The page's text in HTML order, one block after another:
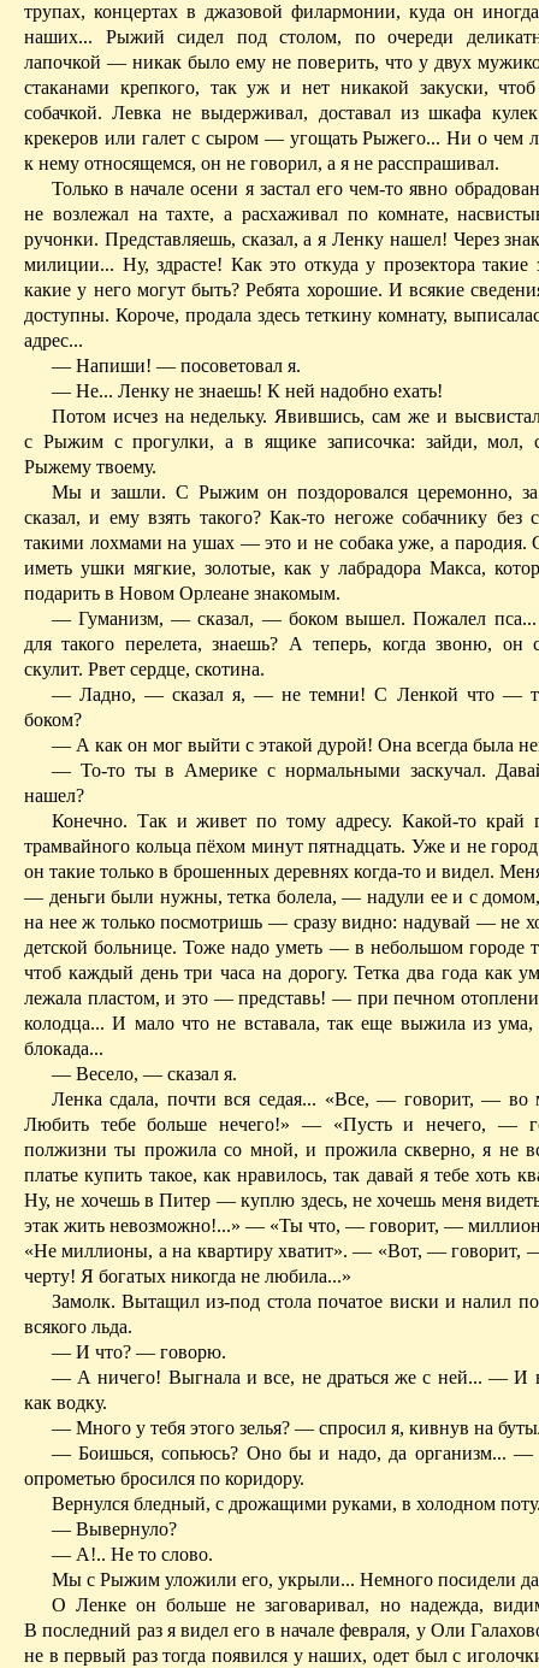
трупах, концертах в джазовой филармонии, куда он
наших... Рыжий сидел под столом, по очереди
лапочкой — никак было ему не поверить, что у двух
стаканами крепко­го, так уж и нет никакой закуски,
собачкой. Левка не выдер­живал, доставал из шкафа
крекеров или галет с сыром — угощать Рыжего... Ни о чем
к нему относящемся, он не говорил, а я не расспрашивал.
Только в начале осени я застал его чем-то явно
не возлежал на тахте, а расхаживал по комнате,
ручонки. Представляешь, сказал, а я Ленку нашел! Через
милиции... Ну, здрасте! Как это от­куда у прозектора такие
какие у него могут быть? Ребята хоро­шие. И всякие
доступны. Короче, продала здесь теткину комнату,
адрес...
— Напиши! — посоветовал я.
— Не... Ленку не знаешь! К ней надобно ехать!
Потом исчез на недельку. Явившись, сам же и
с Рыжим с прогулки, а в ящике записочка: зайди, мол,
Рыжему твое­му.
Мы и зашли. С Рыжим он поздоровался церемонно, за
сказал, и ему взять такого? Как-то негоже собачнику без
такими лохмами на ушах — это и не собака уже, а пародия.
иметь ушки мягкие, золотые, как у лабрадора Макса,
подарить в Новом Орлеане знакомым.
— Гуманизм, — сказал, — боком вышел. Пожалел
для такого перелета, знаешь? А теперь, когда звоню,
скулит. Рвет сердце, скотина.
— Ладно, — сказал я, — не темни! С Ленкой что —
боком?
— А как он мог выйти с этакой дурой! Она всегда была
— То-то ты в Америке с нормальными заскучал.
нашел?
Конечно. Так и живет по тому ад­ресу. Какой-то край
трамвайного коль­ца пёхом минут пятнадцать. Уже и не
он такие только в брошенных деревнях ког­да-то и видел.
— деньги были нужны, тетка болела, — надули ее и с
на нее ж только посмотришь — сразу видно: надувай — не
детской больнице. Тоже надо уметь — в небольшом городе
чтоб каждый день три часа на дорогу. Тетка два года как
лежала плас­том, и это — представь! — при печном
колодца... И мало что не вставала, так еще выжила из ума,
блокада...
— Весело, — сказал я.
Ленка сдала, почти вся седая... «Все, — говорит, — во
Любить тебе больше нечего!» — «Пусть и нечего, —
полжизни ты про­жила со мной, и прожила скверно, я не
платье купить такое, как нравилось, так давай я тебе хоть
Ну, не хочешь в Питер — куплю здесь, не хочешь меня
этак жить невоз­можно!...» — «Ты что, — говорит, —
«Не миллионы, а на квартиру хватит». — «Вот, — говорит,
черту! Я богатых никогда не любила...»
Замолк. Вытащил из-под стола початое виски и налил
всякого льда.
— И что? — говорю.
— А ничего! Выгнала и все, не драться же с ней... — И
как водку.
— Много у тебя этого зелья? — спросил я, кивнув на
— Боишься, сопьюсь? Оно бы и надо, да организм... —
опрометью бросился по коридору.
Вернулся бледный, с дрожащими руками, в холодном
— Вывернуло?
— А!.. Не то слово.
Мы с Рыжим уложили его, укрыли... Немного посидели
О Ленке он больше не заговаривал, но надежда,
В послед­ний раз я видел его в начале февраля, у Оли
не в первый раз тогда появился у наших, одет был с